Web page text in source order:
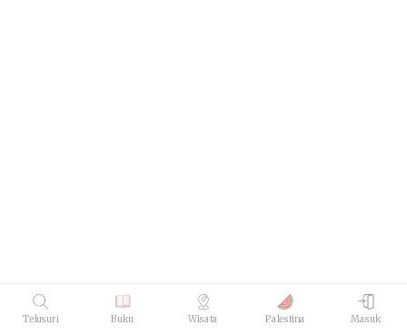
Telusuri Buku Wisata Palestina Masuk